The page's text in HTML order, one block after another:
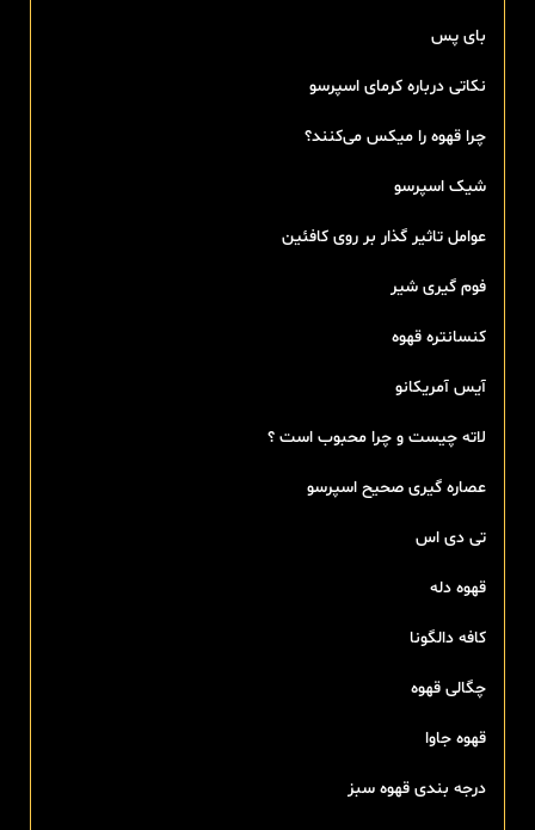
بای پس
نکاتی درباره کرمای اسپرسو
چرا قهوه را میکس می‌کنند؟
شیک اسپرسو
عوامل تاثیر گذار بر روی کافئین
فوم گیری شیر
کنسانتره قهوه
آیس آمریکانو
لاته چیست و چرا محبوب است ؟
عصاره گیری صحیح اسپرسو
تی‌ دی اس
قهوه دله
کافه دالگونا
چگالی قهوه
قهوه جاوا
درجه بندی قهوه سبز